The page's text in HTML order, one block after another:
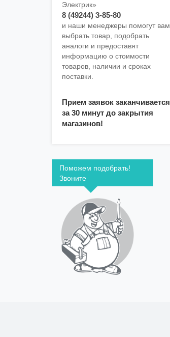
Электрик»
8 (49244) 3-85-80
и наши менеджеры помогут вам
выбрать товар, подобрать
аналоги и предоставят
информацию о стоимости
товаров, наличии и сроках
поставки.
Прием заявок заканчивается
за 30 минут до закрытия
магазинов!
Поможем подобрать!
Звоните